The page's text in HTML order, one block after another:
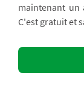
maintenant un
C'est gratuit et